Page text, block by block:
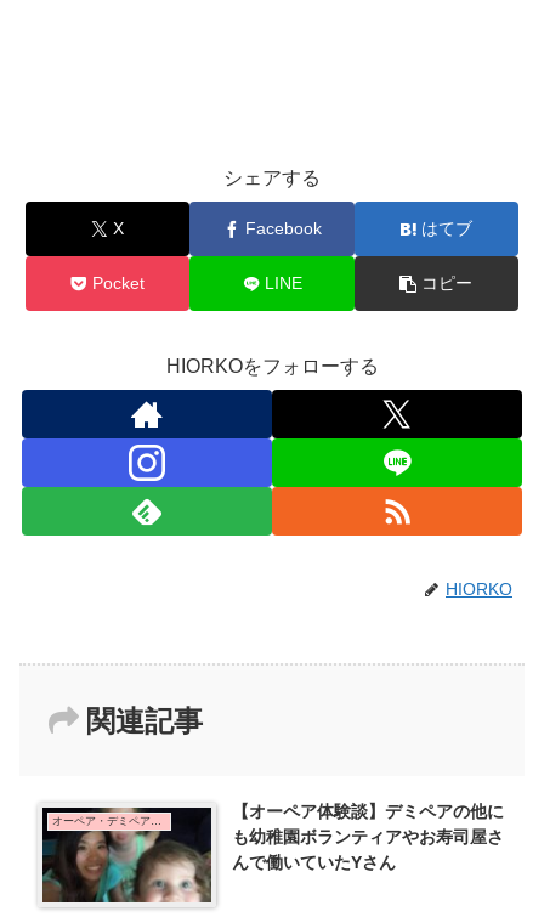
シェアする
X Facebook はてブ
Pocket LINE コピー
HIORKOをフォローする
HIORKO
関連記事
オーペア・デミペア体験談
【オーペア体験談】デミペアの他に
も幼稚園ボランティアやお寿司屋さ
んで働いていたYさん